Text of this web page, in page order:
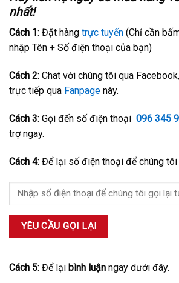
nhất!
Cách 1 : Đặt hàng trực tuyến (Chỉ cần
nhập Tên + Số điện thoại của bạn)
Cách 2: Chat với chúng tôi qua
trực tiếp qua Fanpage này.
Cách 3: Gọi đến số điện thoại 096 345
trợ ngay.
Cách 4: Để lại số điện thoại để chúng
Cách 5: Để lại bình luận ngay dưới đây.